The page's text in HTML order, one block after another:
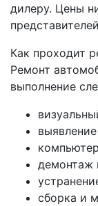
дилеру. Цены
Как проходит
Ремонт
выполнение
демонтаж
сборка и